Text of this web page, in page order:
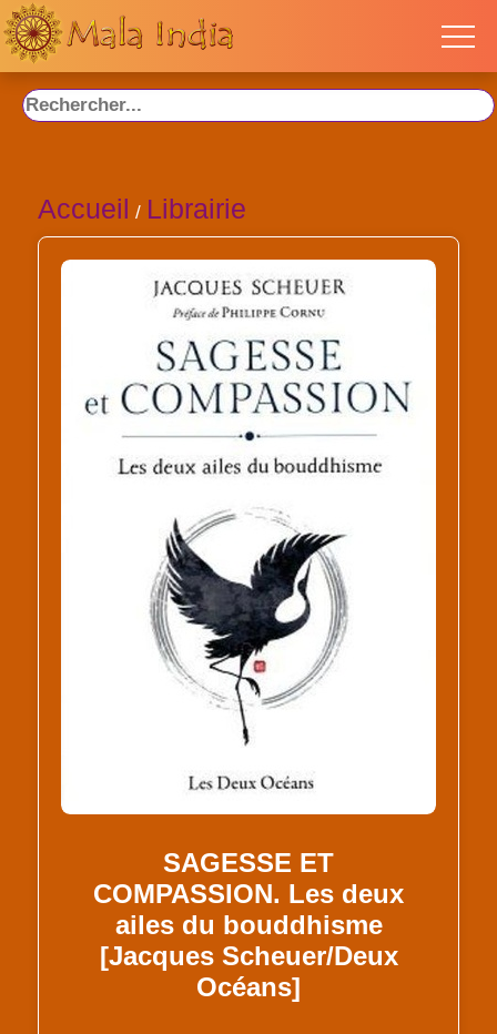
Accueil / Librairie
SAGESSE ET
COMPASSION. Les deux
ailes du bouddhisme
[Jacques Scheuer/Deux
Océans]